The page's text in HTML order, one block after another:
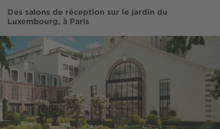
Des salons de réception sur le jardin du
Luxembourg, à Paris
Image